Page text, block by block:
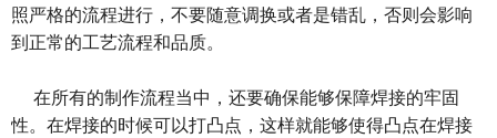
照严格的流程进行，不要随意调换或者是错乱，否则会影响
到正常的工艺流程和品质。
在所有的制作流程当中，还要确保能够保障焊接的牢固
性。在焊接的时候可以打凸点，这样就能够使得凸点在焊接